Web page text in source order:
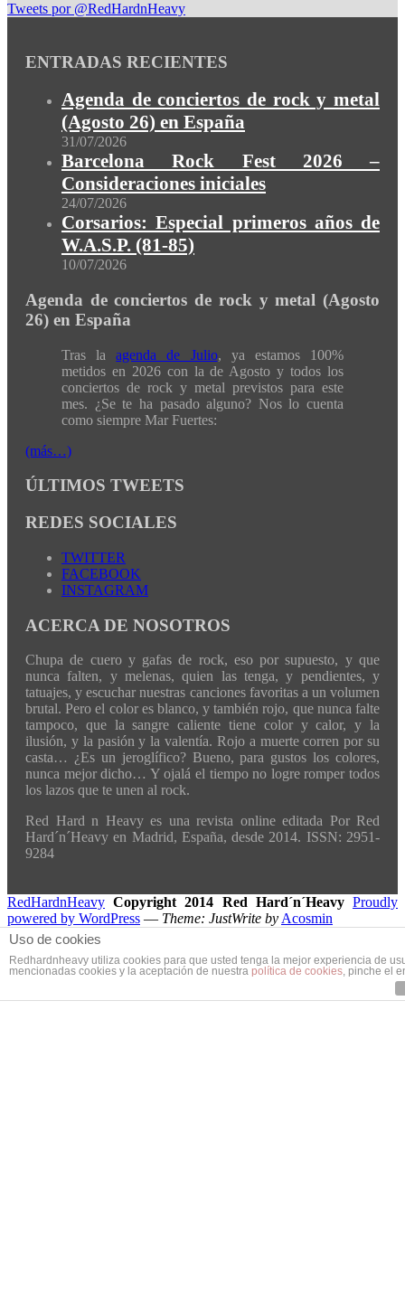
Tweets por @RedHardnHeavy
ENTRADAS RECIENTES
Agenda de conciertos de rock y metal
(Agosto 26) en España
31/07/2026
Barcelona Rock Fest 2026 –
Consideraciones iniciales
24/07/2026
Corsarios: Especial primeros años de
W.A.S.P. (81-85)
10/07/2026
Agenda de conciertos de rock y metal (Agosto
26) en España
Tras laagenda de Julio, ya estamos 100%
metidos en 2026 con la de Agosto y todos los
conciertos de rock y metal previstos para este
mes. ¿Se te ha pasado alguno? Nos lo cuenta
como siempre Mar Fuertes:
(más…)
ÚLTIMOS TWEETS
REDES SOCIALES
TWITTER
FACEBOOK
INSTAGRAM
ACERCA DE NOSOTROS
Chupa de cuero y gafas de rock, eso por supuesto, y que
nunca falten, y melenas, quien las tenga, y pendientes, y
tatuajes, y escuchar nuestras canciones favoritas a un volumen
brutal. Pero el color es blanco, y también rojo, que nunca falte
tampoco, que la sangre caliente tiene color y calor, y la
ilusión, y la pasión y la valentía. Rojo a muerte corren por su
casta… ¿Es un jeroglífico? Bueno, para gustos los colores,
nunca mejor dicho… Y ojalá el tiempo no logre romper todos
los lazos que te unen al rock.
Red Hard n Heavy es una revista online editada Por Red
Hard´n´Heavy en Madrid, España, desde 2014. ISSN: 2951-
9284
RedHardnHeavy Copyright 2014 Red Hard´n´Heavy Proudly
powered by WordPress — Theme: JustWrite by Acosmin
Uso de cookies
Redhardnheavy utiliza cookies para que usted tenga la mejor experiencia de
mencionadas cookies y la aceptación de nuestra política de cookies, pinche el